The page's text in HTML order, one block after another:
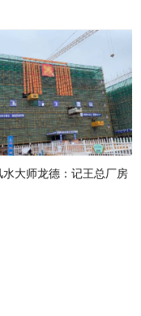
水大师龙德：记王总厂房